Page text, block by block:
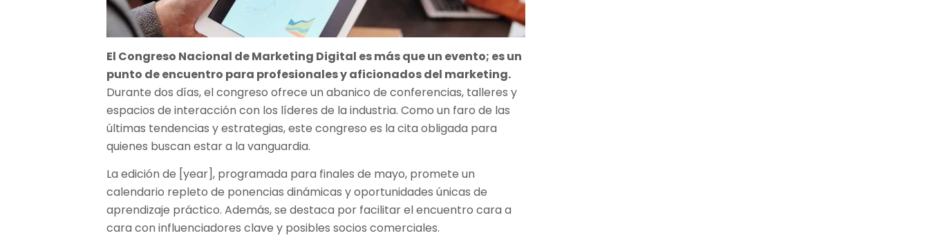
El Congreso Nacional de Marketing Digital es más que un evento; es un
punto de encuentro para profesionales y aficionados del marketing.
Durante dos días, el congreso ofrece un abanico de conferencias, talleres y
espacios de interacción con los líderes de la industria. Como un faro de las
últimas tendencias y estrategias, este congreso es la cita obligada para
quienes buscan estar a la vanguardia.
La edición de [year], programada para finales de mayo, promete un
calendario repleto de ponencias dinámicas y oportunidades únicas de
aprendizaje práctico. Además, se destaca por facilitar el encuentro cara a
cara con influenciadores clave y posibles socios comerciales.